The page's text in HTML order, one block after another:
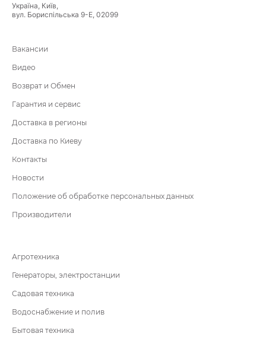
Україна, Київ,
вул. Бориспільська 9-Е, 02099
Вакансии
Видео
Возврат и Обмен
Гарантия и сервис
Доставка в регионы
Доставка по Киеву
Контакты
Новости
Положение об обработке персональных данных
Производители
Агротехника
Генераторы, электростанции
Садовая техника
Водоснабжение и полив
Бытовая техника